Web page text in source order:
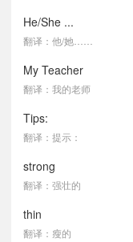
He/She ...
翻译：他/她……
My Teacher
翻译：我的老师
Tips:
翻译：提示：
strong
翻译：强壮的
thin
翻译：瘦的